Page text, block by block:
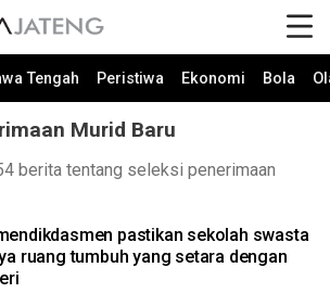
Tengah Peristiwa Ekonomi Bola
Murid Baru
berita tentang seleksi penerimaan
pastikan sekolah swasta
ruang tumbuh yang setara dengan